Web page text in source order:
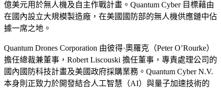
億美元用於無人機及自主作戰計畫。Quantum Cyber 目標藉由
在國內設立大規模製造廠，在美國國防部的無人機供應鏈中佔
據一席之地。
Quantum Drones Corporation 由彼得·奧羅克（Peter O’Rourke）
擔任總裁兼董事，Robert Liscouski 擔任董事，專責處理公司的
國內國防科技計畫及美國政府採購業務。Quantum Cyber N.V.
本身則正致力於開發結合人工智慧（AI）與量子加速技術的